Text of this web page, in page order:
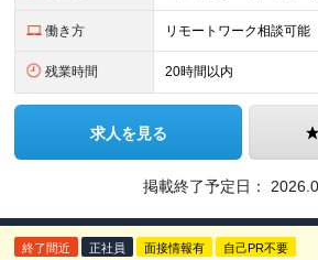
働き方 リモートワーク相談可能
残業時間 20時間以内
求人を見る
掲載終了予定日：
終了間近 正社員 面接情報有 自己PR不要